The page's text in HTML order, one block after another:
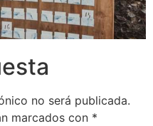
no será publicada.
marcados con *